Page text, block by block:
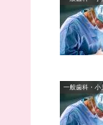
一般歯科・小